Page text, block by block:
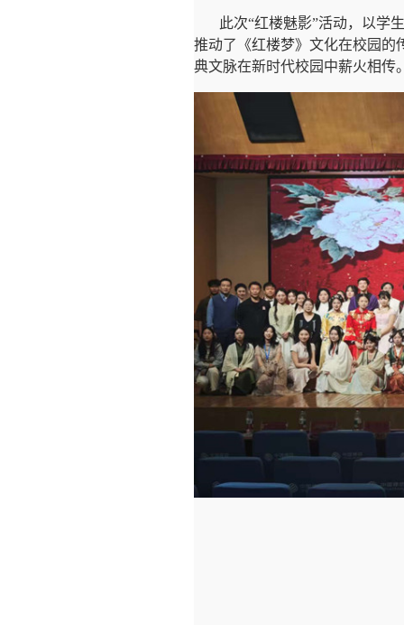
此次“红楼魅影”活动，以学
推动了《红楼梦》文化在校园的
典文脉在新时代校园中薪火相传